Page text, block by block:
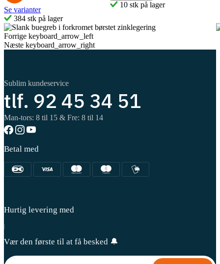
Se varianter
384 stk på lager
10 stk på lager
Forrige keyboard_arrow_left
Næste keyboard_arrow_right
Sublim kundeservice
tlf. 92 45 34 51
Man-tors: 8 til 15 & Fre: 8 til 14
Betal med
Hurtig levering med
Vær den første til at få besked 🔔